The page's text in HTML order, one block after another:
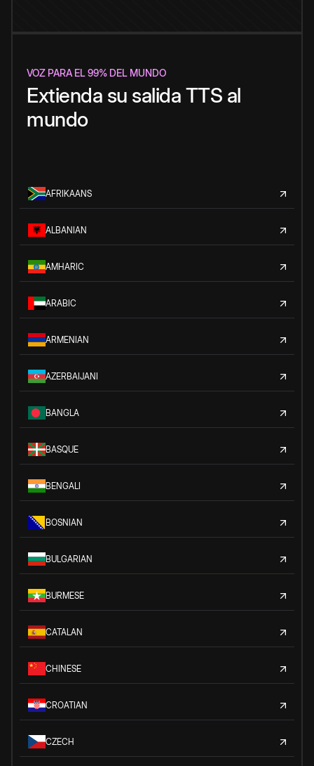
VOZ PARA EL 99% DEL MUNDO
Extienda su salida TTS al
mundo
AFRIKAANS
ALBANIAN
AMHARIC
ARABIC
ARMENIAN
AZERBAIJANI
BANGLA
BASQUE
BENGALI
BOSNIAN
BULGARIAN
BURMESE
CATALAN
CHINESE
CROATIAN
CZECH